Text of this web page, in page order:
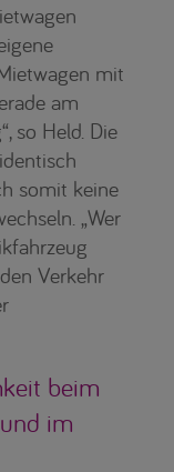
mit
am
so Held. Die
somit keine
„Wer
Verkehr
beim
im